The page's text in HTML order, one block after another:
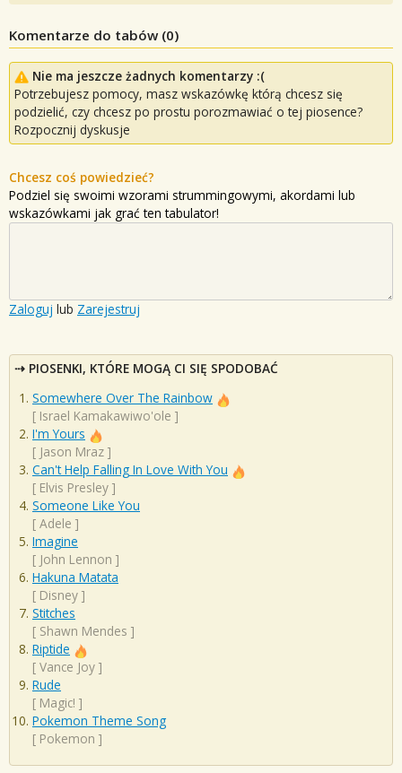
Komentarze do tabów (0)
Nie ma jeszcze żadnych komentarzy :(
Potrzebujesz pomocy, masz wskazówkę którą chcesz się
podzielić, czy chcesz po prostu porozmawiać o tej piosence?
Rozpocznij dyskusje
Chcesz coś powiedzieć?
Podziel się swoimi wzorami strummingowymi, akordami lub
wskazówkami jak grać ten tabulator!
Zaloguj lub Zarejestruj
PIOSENKI, KTÓRE MOGĄ CI SIĘ SPODOBAĆ
Somewhere Over The Rainbow
[ Israel Kamakawiwo'ole ]
I'm Yours
[ Jason Mraz ]
Can't Help Falling In Love With You
[ Elvis Presley ]
Someone Like You
[ Adele ]
Imagine
[ John Lennon ]
Hakuna Matata
[ Disney ]
Stitches
[ Shawn Mendes ]
Riptide
[ Vance Joy ]
Rude
[ Magic! ]
Pokemon Theme Song
[ Pokemon ]